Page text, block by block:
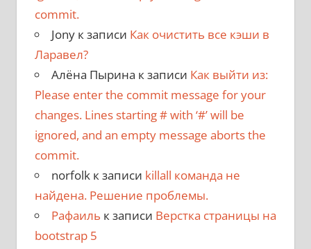
commit.
Jonyк записи Как очистить все кэши в
Ларавел?
Алёна Пырина к записи Как выйти из:
Please enter the commit message for your
changes. Lines starting # with ‘#’ will be
ignored, and an empty message aborts the
commit.
norfolkк записи killall команда не
найдена. Решение проблемы.
Рафаиль к записи Верстка страницы на
bootstrap 5